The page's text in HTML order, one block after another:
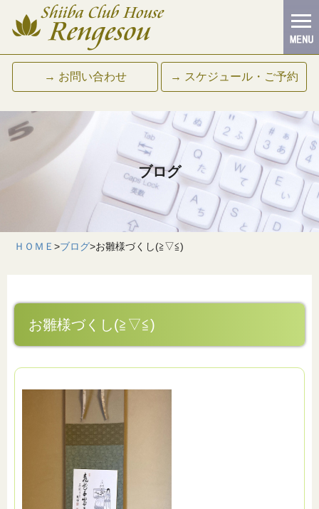
→ お問い合わせ → スケジュール・ご予約
ブログ
ＨＯＭＥ >ブログ>お雛様づくし(≧▽≦)
お雛様づくし(≧▽≦)